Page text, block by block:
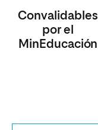
Convalidables
por el
MinEducación